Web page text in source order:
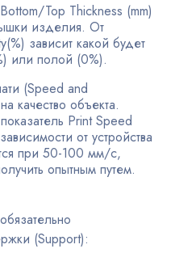
Top Thickness (mm)
изделия. От
зависит какой будет
или полой (0%).
(Speed and
качество объекта.
Print Speed
от устройства
при 50-100 мм/с,
опытным путем.
(Support):